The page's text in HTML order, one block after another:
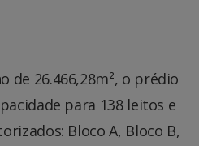
de 26.466,28m², o prédio
para 138 leitos e
Bloco A, Bloco B,